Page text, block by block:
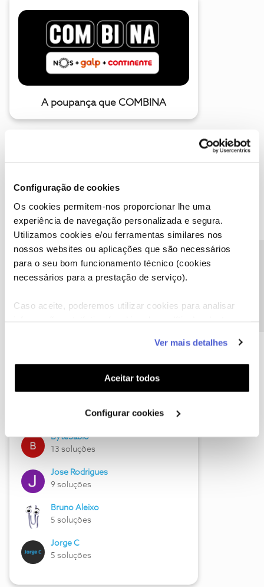
Configuração de cookies
Os cookies permitem-nos proporcionar lhe uma
experiência de navegação personalizada e segura.
Utilizamos cookies e/ou ferramentas similares nos
nossos websites ou aplicações que são necessários
para o seu bom funcionamento técnico (cookies
necessários para a prestação de serviço).
Caso aceite, poderemos utilizar cookies para analisar
funcionalidades (cookies de personalização e
funcionalidade) e adaptar anúncios aos seus interesses
(cookies de publicidade personalizada). Pode gerir a
utilização dos cookies clicando em "Configurar
Ver mais detalhes
Aceitar todos
Configurar cookies
A poupança que COMBINA
Descubra as novidades de julho
Hall of Fame de julho
17 soluções
ByteSábio
13 soluções
Jose Rodrigues
9 soluções
Bruno Aleixo
5 soluções
Jorge C
5 soluções